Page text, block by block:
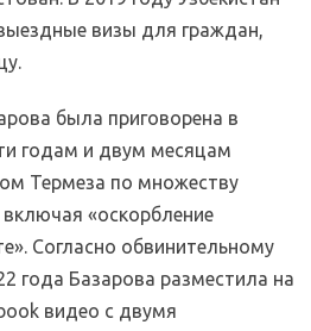
визы для граждан,
была приговорена в
годам и двум месяцам
Термеза по множеству
«оскорбление
Согласно обвинительному
года Базарова разместила на
видео с двумя